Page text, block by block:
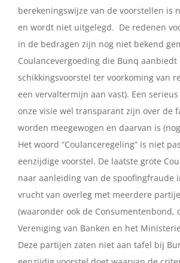
berekeningswijze van de voorstellen is
en wordt niet uitgelegd. De redenen
in de bedragen zijn nog niet bekend
Coulancevergoeding die Bunq
schikkingsvoorstel ter voorkoming van
een vervaltermijn aan vast). Een
onze visie wel transparant zijn over de
worden meegewogen en daarvan is
Het woord “Coulanceregeling” is niet
eenzijdige voorstel. De laatste grote
naar aanleiding van de spoofingfraude
vrucht van overleg met meerdere
(waaronder ook de Consumentenbond,
Vereniging van Banken en het
Deze partijen zaten niet aan tafel bij